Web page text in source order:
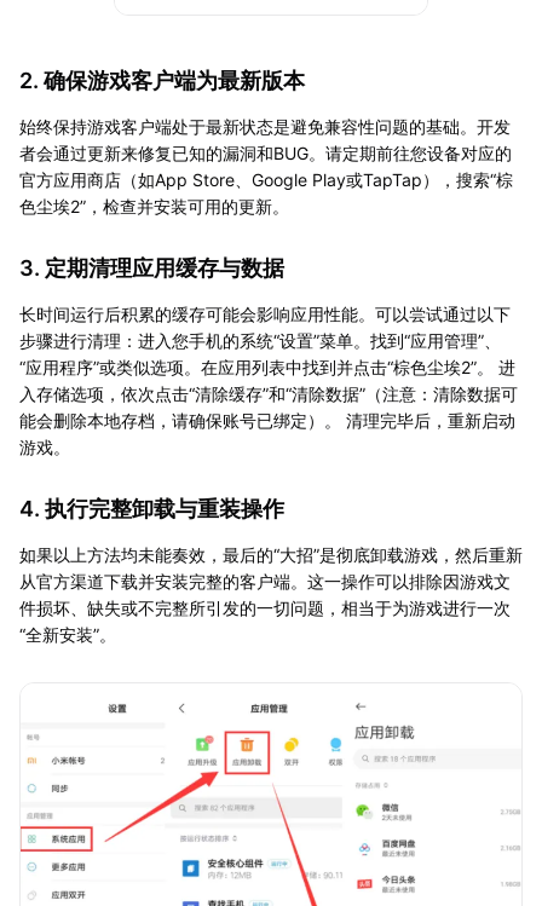
2. 确保游戏客户端为最新版本
始终保持游戏客户端处于最新状态是避免兼容性问题的基础。开发
者会通过更新来修复已知的漏洞和BUG。请定期前往您设备对应的
官方应用商店（如App Store、Google Play或TapTap），搜索“棕
色尘埃2”，检查并安装可用的更新。
3. 定期清理应用缓存与数据
长时间运行后积累的缓存可能会影响应用性能。可以尝试通过以下
步骤进行清理：进入您手机的系统“设置”菜单。找到“应用管理”、
“应用程序”或类似选项。在应用列表中找到并点击“棕色尘埃2”。 进
入存储选项，依次点击“清除缓存”和“清除数据”（注意：清除数据可
能会删除本地存档，请确保账号已绑定）。 清理完毕后，重新启动
游戏。
4. 执行完整卸载与重装操作
如果以上方法均未能奏效，最后的“大招”是彻底卸载游戏，然后重新
从官方渠道下载并安装完整的客户端。这一操作可以排除因游戏文
件损坏、缺失或不完整所引发的一切问题，相当于为游戏进行一次
“全新安装”。